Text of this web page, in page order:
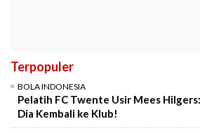
Terpopuler
BOLA INDONESIA
Pelatih FC Twente Usir Mees
Dia Kembali ke Klub!